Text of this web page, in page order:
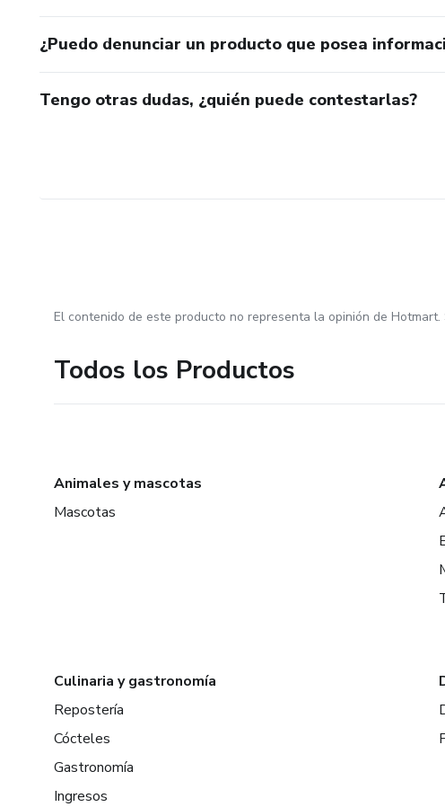
¿Puedo denunciar un producto que posea
Tengo otras dudas, ¿quién puede contestarlas?
El contenido de este producto no representa la opinión de Hotmart.
Todos los Productos
Animales y mascotas
Mascotas
Culinaria y gastronomía
Repostería
Cócteles
Gastronomía
Ingresos